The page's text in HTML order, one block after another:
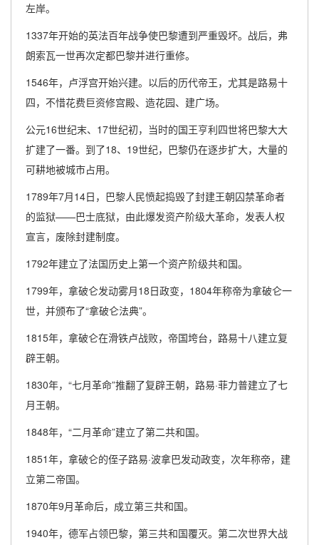
左岸。
1337年开始的英法百年战争使巴黎遭到严重毁坏。战后，弗
朗索瓦一世再次定都巴黎并进行重修。
1546年，卢浮宫开始兴建。以后的历代帝王，尤其是路易十
四，不惜花费巨资修宫殿、造花园、建广场。
公元16世纪末、17世纪初，当时的国王亨利四世将巴黎大大
扩建了一番。到了18、19世纪，巴黎仍在逐步扩大，大量的
可耕地被城市占用。
1789年7月14日，巴黎人民愤起捣毁了封建王朝囚禁革命者
的监狱——巴士底狱，由此爆发资产阶级大革命，发表人权
宣言，废除封建制度。
1792年建立了法国历史上第一个资产阶级共和国。
1799年，拿破仑发动雾月18日政变，1804年称帝为拿破仑一
世，并颁布了“拿破仑法典”。
1815年，拿破仑在滑铁卢战败，帝国垮台，路易十八建立复
辟王朝。
1830年，“七月革命”推翻了复辟王朝，路易·菲力普建立了七
月王朝。
1848年，“二月革命”建立了第二共和国。
1851年，拿破仑的侄子路易·波拿巴发动政变，次年称帝，建
立第二帝国。
1870年9月革命后，成立第三共和国。
1940年，德军占领巴黎，第三共和国覆灭。第二次世界大战